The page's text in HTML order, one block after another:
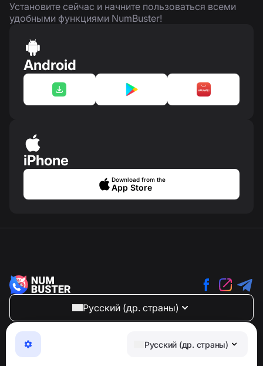
Русский (др. страны)
Установите сейчас и начните пользоваться всеми
удобными функциями NumBuster!
Android
iPhone
Download from the
App Store
Русский (др. страны)
NumBuster © 2013—2026 ·
Максимально удобное приложение для защиты от
телефонных мошенников, спама и нежелательных